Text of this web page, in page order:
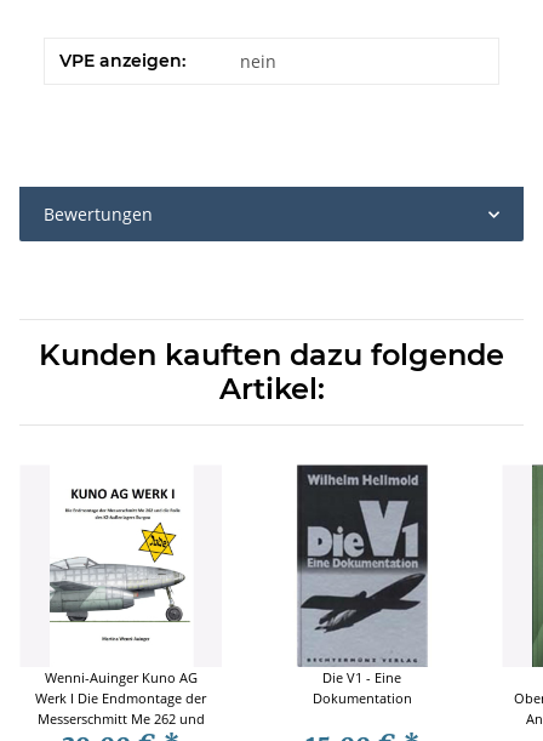
VPE anzeigen: nein
Bewertungen
Kunden kauften dazu folgende
Artikel:
Wenni-Auinger Kuno AG
Werk I Die Endmontage der
Messerschmitt Me 262 und
Die V1 - Eine
Dokumentation